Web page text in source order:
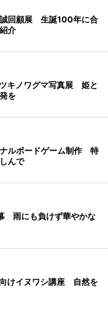
回顧展 生誕100年に合
介
キノワグマ写真展 姫と
を
ルボードゲーム制作 特
んで
雨にも負けず華やかな
けイヌワシ講座 自然を